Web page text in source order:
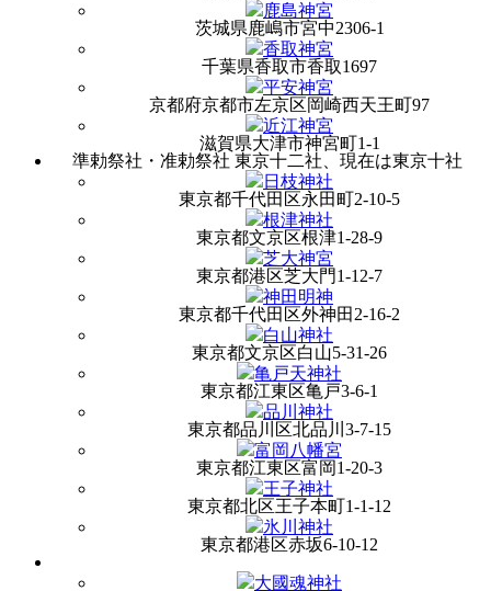
鹿島神宮
茨城県鹿嶋市宮中2306-1
香取神宮
千葉県香取市香取1697
平安神宮
京都府京都市左京区岡崎西天王町97
近江神宮
滋賀県大津市神宮町1-1
準勅祭社・准勅祭社 東京十二社、現在は東京十社
日枝神社
東京都千代田区永田町2-10-5
根津神社
東京都文京区根津1-28-9
芝大神宮
東京都港区芝大門1-12-7
神田明神
東京都千代田区外神田2-16-2
白山神社
東京都文京区白山5-31-26
亀戸天神社
東京都江東区亀戸3-6-1
品川神社
東京都品川区北品川3-7-15
富岡八幡宮
東京都江東区富岡1-20-3
王子神社
東京都北区王子本町1-1-12
氷川神社
東京都港区赤坂6-10-12
大國魂神社